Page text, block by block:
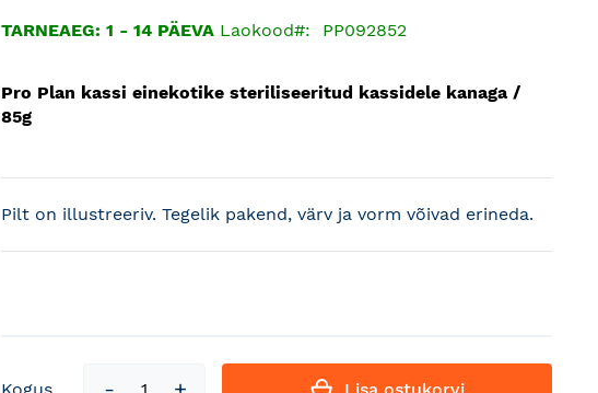
TARNEAEG: 1 - 14 PÄEVA Laokood PP092852
Pro Plan kassi einekotike steriliseeritud kassidele kanaga /
85g
Pilt on illustreeriv. Tegelik pakend, värv ja vorm võivad erineda.
Kogus Lisa ostukorvi